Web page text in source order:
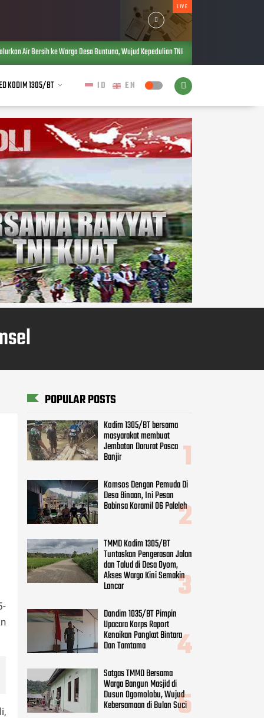
LIVE
Desa Buntuna, Wujud Kepedulian TNI terhadap Kebutuhan Dasar Masyarakat
KODIM 1305/BT
POPULAR POSTS
Kodim 1305/BT bersama
masyarakat membuat
Jembatan Darurat Pasca
Banjir
Komsos Dengan Pemuda Di
Desa Binaan, Ini Pesan
Babinsa Koramil 06 Paleleh
TMMD Kodim 1305/BT
Tuntaskan Pengerasan Jalan
dan Talud di Desa Oyom,
Akses Warga Kini Semakin
Lancar
Dandim 1035/BT Pimpin
Upacara Korps Raport
Kenaikan Pangkat Bintara
Dan Tamtama
Satgas TMMD Bersama
Warga Bangun Masjid di
Dusun Ogomolobu, Wujud
Kebersamaan di Bulan Suci